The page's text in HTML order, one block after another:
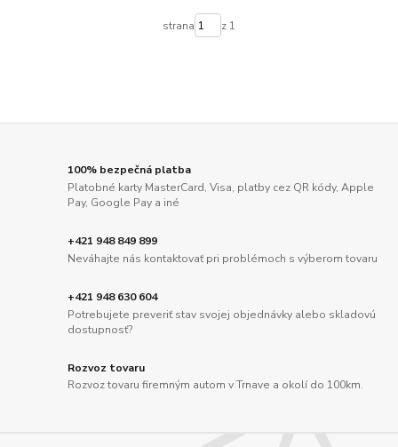
strana z 1
100% bezpečná platba
Platobné karty MasterCard, Visa, platby cez QR kódy, Apple
Pay, Google Pay a iné
+421 948 849 899
Neváhajte nás kontaktovať pri problémoch s výberom tovaru
+421 948 630 604
Potrebujete preveriť stav svojej objednávky alebo skladovú
dostupnosť?
Rozvoz tovaru
Rozvoz tovaru firemným autom v Trnave a okolí do 100km.